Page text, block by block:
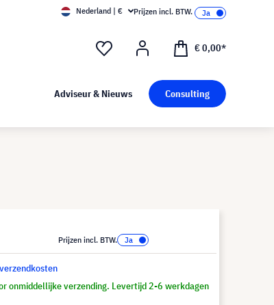
Nederland | € Prijzen incl. BTW.
€ 0,00*
Adviseur & Nieuws Consulting
Prijzen incl. BTW.
onmiddellijke verzending. Levertijd 2-6 werkdagen